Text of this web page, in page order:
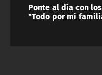
Ponte al día con
"Todo por mi